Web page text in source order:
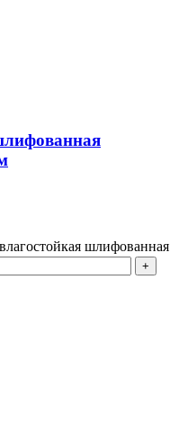
шлифованная